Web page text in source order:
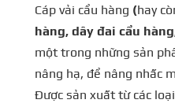
Cáp vải cẩu hàng (hay
hàng, dây đai cẩu
một trong những sản
nâng hạ, để nâng nhấc
Được sản xuất từ các